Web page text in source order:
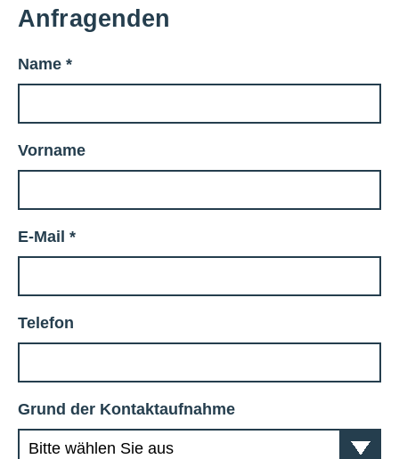
Anfragenden
Name *
Vorname
E-Mail *
Telefon
Grund der Kontaktaufnahme